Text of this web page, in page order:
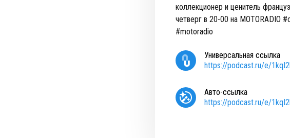
коллекционер и ценитель
четверг в 20-00 на MOTORADIO
#motoradio
Универсальная ссылка
https://podcast.ru/e/
Авто-ссылка
https://podcast.ru/e/